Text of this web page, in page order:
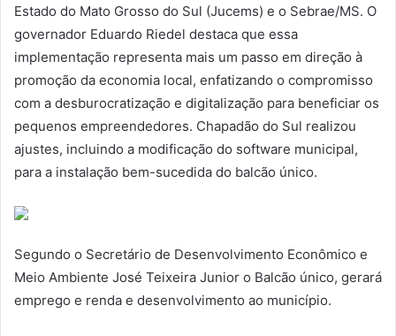
Estado do Mato Grosso do Sul (Jucems) e o Sebrae/MS. O
governador Eduardo Riedel destaca que essa
implementação representa mais um passo em direção à
promoção da economia local, enfatizando o compromisso
com a desburocratização e digitalização para beneficiar os
pequenos empreendedores. Chapadão do Sul realizou
ajustes, incluindo a modificação do software municipal,
para a instalação bem-sucedida do balcão único.
Segundo o Secretário de Desenvolvimento Econômico e
Meio Ambiente José Teixeira Junior o Balcão único, gerará
emprego e renda e desenvolvimento ao município.